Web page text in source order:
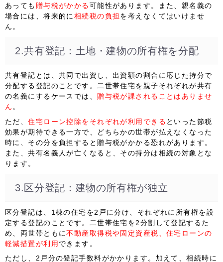
あっても 贈与税がかかる可能性があります。また、親名義の
場合には、将来的に 相続税の負担 を考えなくてはいけませ
ん。
2.共有登記：土地・建物の所有権を分配
共有登記とは、共同で出資し、出資額の割合に応じた持分で
分配する登記のことです。二世帯住宅を親子それぞれが共有
の名義にするケースでは、 贈与税が課されることはありませ
ん 。
ただ、住宅ローン控除をそれぞれが利用できる といった節税
効果が期待できる一方で、どちらかの世帯が払えなくなった
時に、その分を負担すると 贈与税がかかる恐れがあります。
また、共有名義人が亡くなると、その持分は相続の対象 とな
ります。
3.区分登記：建物の所有権が独立
区分登記は、 1棟の住宅を2戸に分け、それぞれに所有権を設
定する登記のことです。二世帯住宅を2分割して登記するた
め、両世帯ともに不動産取得税や固定資産税、住宅ローンの
軽減措置が利用 できます。
ただし、2戸分の登記手数料がかかります。加えて、相続時に